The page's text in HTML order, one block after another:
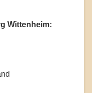
Wittenheim: